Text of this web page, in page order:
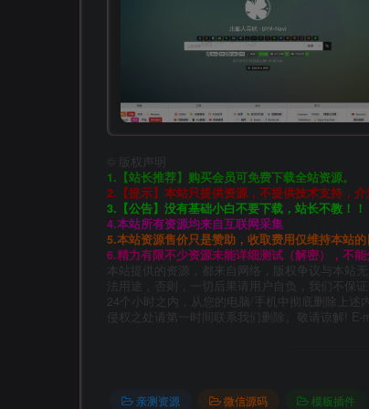
版权声明
1.【站长推荐】购买会员可免费下载全站资源。
2.【提示】本站只提供资源，不提供技术支持，介
3.【公告】没有基础小白不要下载，站长不教！！
4.本站所有资源均来自互联网采集
5.本站资源售价只是赞助，收取费用仅维持本站的
6.精力有限不少资源未能详细测试（解密），不
本站提供的资源，都来自网络，版权争议与本站
法用途，否则，一切后果请用户自负，我们不
24个小时之内，从您的电脑/手机中彻底删除上述
侵权之处请第一时间联系我们删除。敬请谅解! E-
亲测资源 微信源码 模板插件